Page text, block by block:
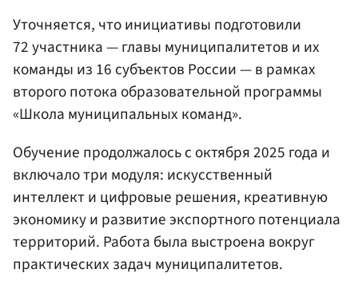
Уточняется, что инициативы подготовили
72 участника — главы муниципалитетов и их
команды из 16 субъектов России — в рамках
второго потока образовательной программы
«Школа муниципальных команд».
Обучение продолжалось с октября 2025 года и
включало три модуля: искусственный
интеллект и цифровые решения, креативную
экономику и развитие экспортного потенциала
территорий. Работа была выстроена вокруг
практических задач муниципалитетов.